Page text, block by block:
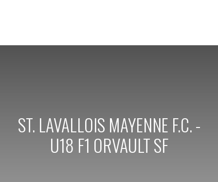
ST. LAVALLOIS MAYENNE F.C. -
U18 F1 ORVAULT SF